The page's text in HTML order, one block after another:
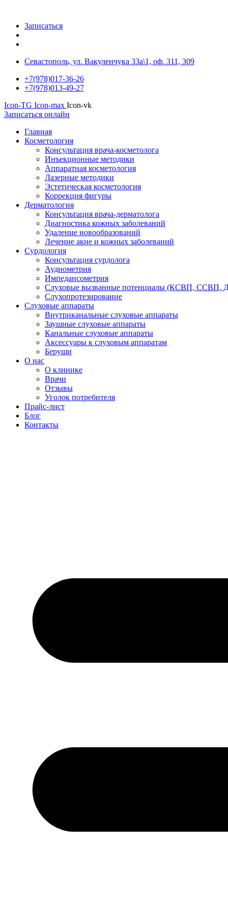
Записаться
Севастополь, ул. Вакуленчука 33а\1, оф. 311, 309
+7(978)017-36-26
+7(978)013-49-27
Icon-TG Icon-max Icon-vk
Записаться онлайн
Главная
Косметология
Консультация врача-косметолога
Инъекционные методики
Аппаратная косметология
Лазерные методики
Эстетическая косметология
Коррекция фигуры
Дерматология
Консультация врача-дерматолога
Диагностика кожных заболеваний
Удаление новообразований
Лечение акне и кожных заболеваний
Сурдология
Консультация сурдолога
Аудиометрия
Импедансометрия
Слуховые вызванные потенциалы (КСВП, ССВП,
Слухопротезирование
Слуховые аппараты
Внутриканальные слуховые аппараты
Заушные слуховые аппараты
Канальные слуховые аппараты
Аксессуары к слуховым аппаратам
Беруши
О нас
О клинике
Врачи
Отзывы
Уголок потребителя
Прайс-лист
Блог
Контакты